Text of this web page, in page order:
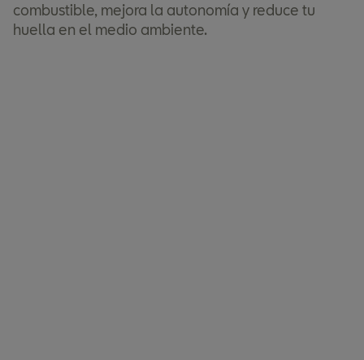
combustible, mejora la autonomía y reduce tu
huella en el medio ambiente.